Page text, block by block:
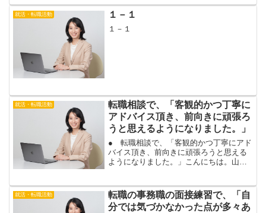
です。営業事務の志望動機は、答え方に
悩む場合も、多いですね...
就活・転職活動 １－１
１－１
就活・転職活動
転職相談で、「客観的かつ丁寧に
アドバイス頂き、前向きに頑張ろ
うと思えるようになりました。」
● 転職相談で、「客観的かつ丁寧にアド
バイス頂き、前向きに頑張ろうと思える
ようになりました。」こんにちは。山本
転職活動は、１人で頑張っていると、い
ろいろな壁に、ぶち当た...
就活・転職活動
転職の事務職の面接練習で、「自
分では気づかなかった点が多々あ